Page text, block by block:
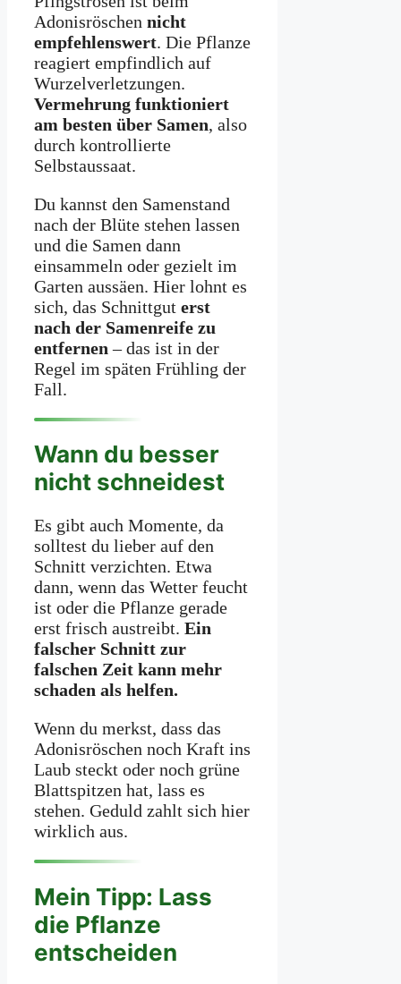
Adonisröschen nicht
empfehlenswert. Die Pflanze
reagiert empfindlich auf
Wurzelverletzungen.
Vermehrung funktioniert
am besten über Samen, also
durch kontrollierte
Selbstaussaat.
Du kannst den Samenstand
nach der Blüte stehen lassen
und die Samen dann
einsammeln oder gezielt im
Garten aussäen. Hier lohnt es
sich, das Schnittgut erst
nach der Samenreife zu
entfernen – das ist in der
Regel im späten Frühling der
Fall.
Wann du besser
nicht schneidest
Es gibt auch Momente, da
solltest du lieber auf den
Schnitt verzichten. Etwa
dann, wenn das Wetter feucht
ist oder die Pflanze gerade
erst frisch austreibt. Ein
falscher Schnitt zur
falschen Zeit kann mehr
schaden als helfen.
Wenn du merkst, dass das
Adonisröschen noch Kraft ins
Laub steckt oder noch grüne
Blattspitzen hat, lass es
stehen. Geduld zahlt sich hier
wirklich aus.
Mein Tipp: Lass
die Pflanze
entscheiden